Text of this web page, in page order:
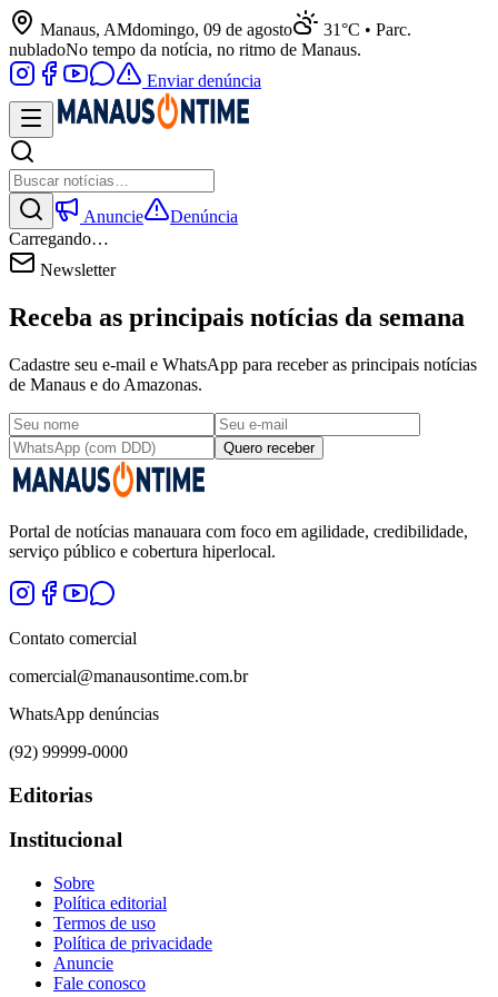
Manaus, AMdomingo, 09 de agosto
31°C • Parc.
nubladoNo tempo da notícia, no ritmo de Manaus.
Enviar denúncia
Anuncie
Denúncia
Carregando…
Newsletter
Receba as principais notícias da semana
Cadastre seu e-mail e WhatsApp para receber as principais notícias
de Manaus e do Amazonas.
Quero receber
Portal de notícias manauara com foco em agilidade, credibilidade,
serviço público e cobertura hiperlocal.
Contato comercial
comercial@manausontime.com.br
WhatsApp denúncias
(92) 99999-0000
Editorias
Institucional
Sobre
Política editorial
Termos de uso
Política de privacidade
Anuncie
Fale conosco